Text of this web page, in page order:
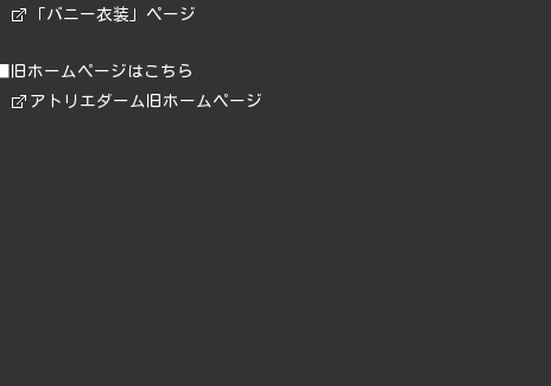
「バニー衣装」ページ
■旧ホームページはこちら
アトリエダーム旧ホームページ